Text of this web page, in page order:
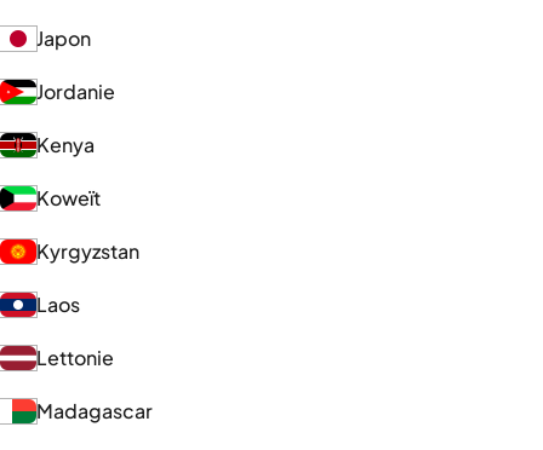
Japon
Jordanie
Kenya
Koweït
Kyrgyzstan
Laos
Lettonie
Madagascar